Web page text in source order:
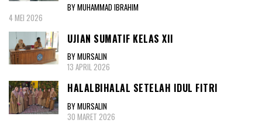
BY MUHAMMAD IBRAHIM
4 MEI 2026
UJIAN SUMATIF KELAS XII
BY MURSALIN
13 APRIL 2026
HALALBIHALAL SETELAH IDUL FITRI
BY MURSALIN
30 MARET 2026